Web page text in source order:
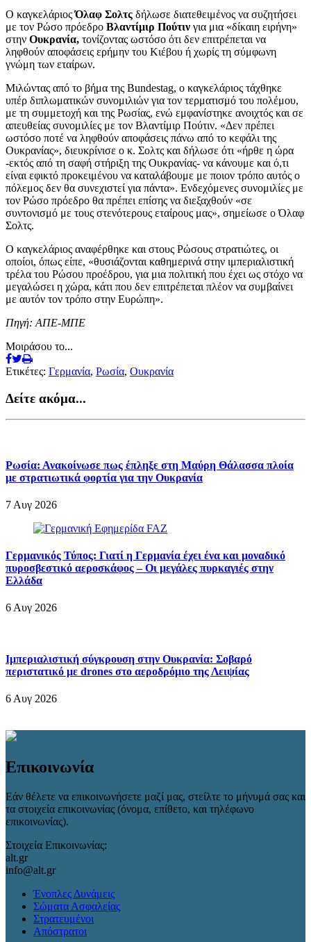
Ο καγκελάριοςΌλαφ Σολτς δήλωσε διατεθειμένος να συζητήσει
με τον Ρώσο πρόεδρο Βλαντίμιρ Πούτιν για μια «δίκαιη ειρήνη»
στην Ουκρανία, τονίζοντας ωστόσο ότι δεν επιτρέπεται να
ληφθούν αποφάσεις ερήμην του Κιέβου ή χωρίς τη σύμφωνη
γνώμη των εταίρων.
Μιλώντας από το βήμα της Bundestag, ο καγκελάριος τάχθηκε
υπέρ διπλωματικών συνομιλιών για τον τερματισμό του πολέμου,
με τη συμμετοχή και της Ρωσίας, ενώ εμφανίστηκε ανοιχτός και σε
απευθείας συνομιλίες με τον Βλαντίμιρ Πούτιν. «Δεν πρέπει
ωστόσο ποτέ να ληφθούν αποφάσεις πάνω από το κεφάλι της
Ουκρανίας», διευκρίνισε ο κ. Σολτς και δήλωσε ότι «ήρθε η ώρα
-εκτός από τη σαφή στήριξη της Ουκρανίας- να κάνουμε και ό,τι
είναι εφικτό προκειμένου να καταλάβουμε με ποιον τρόπο αυτός ο
πόλεμος δεν θα συνεχιστεί για πάντα». Ενδεχόμενες συνομιλίες με
τον Ρώσο πρόεδρο θα πρέπει επίσης να διεξαχθούν «σε
συντονισμό με τους στενότερους εταίρους μας», σημείωσε ο Όλαφ
Σολτς.
Ο καγκελάριος αναφέρθηκε και στους Ρώσους στρατιώτες, οι
οποίοι, όπως είπε, «θυσιάζονται καθημερινά στην ιμπεριαλιστική
τρέλα του Ρώσου προέδρου, για μια πολιτική που έχει ως στόχο να
μεγαλώσει η χώρα, κάτι που δεν επιτρέπεται πλέον να συμβαίνει
με αυτόν τον τρόπο στην Ευρώπη».
Πηγή: ΑΠΕ-ΜΠΕ
Μοιράσου το...
Ετικέτες: Γερμανία, Ρωσία, Ουκρανία
Δείτε ακόμα...
Ρωσία: Ανακοίνωσε πως έπληξε στη Μαύρη Θάλασσα πλοία
με στρατιωτικά φορτία για την Ουκρανία
7 Αυγ 2026
Γερμανικός Τύπος: Γιατί η Γερμανία έχει ένα και μοναδικό
πυροσβεστικό αεροσκάφος – Οι μεγάλες πυρκαγιές στην
Ελλάδα
6 Αυγ 2026
Ιμπεριαλιστική σύγκρουση στην Ουκρανία: Σοβαρό
περιστατικό με drones στο αεροδρόμιο της Λειψίας
6 Αυγ 2026
Επικοινωνία
Εάν θέλετε να επικοινωνήσετε μαζί μας, στείλτε το μήνυμά σας και
τα στοιχεία επικοινωνίας (όνομα, επίθετο, και τηλέφωνο
επικοινωνίας).
Στοιχεία Επικοινωνίας:
alt.gr
info@alt.gr
Ένοπλες Δυνάμεις
Σώματα Ασφαλείας
Στρατευμένοι
Απόστρατοι